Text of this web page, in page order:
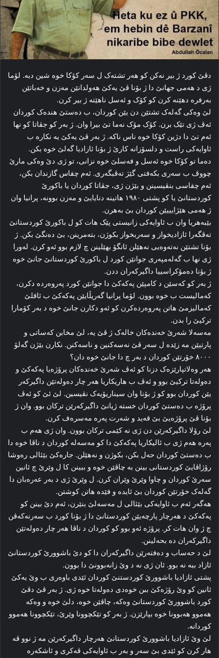
دڤێ کورد ژ بیر نه‌کن کو هه‌ر تشته‌ک ل سه‌ر کۆکا خوه‌ شین دبه‌. لۆما
ژی د هه‌می جهانێ دا ژ بۆنا ڤێ یه‌کێ هه‌ولدانێن مه‌زن و خه‌باتێن
به‌رفره‌ دهێنە کرن کو کۆک و ئەسل ناهێتە ژ بیر کرن.
لێ وه‌کی گه‌له‌ک تشتێن دن یێن کوردان، ب ده‌ستێ هندەک کوردان
ئه‌ڤ ژی تێک برن. کۆک مۆک نه‌ما تێ بیرا وان. ژ به‌ر کو جڤاتا کو نها
ئه‌م تێ دا دژین کۆکا خوه‌ ناس ناکه‌. ژ به‌ر ڤێ یه‌کێ یه‌ نکاره‌ ب
ئاوایه‌کی راست و دلسۆزانه‌ کارێ ژ بۆنا ئازادیا گه‌لێ خوه‌ بکن.
ده‌ما تو کۆکا خوه‌ ئه‌سل و فه‌سلێ خوه‌ نزانی، تو ژی دێ وه‌کی مارێ
چووڤ ب سه‌ری بکه‌فتی گێژ تەڤبگەری. ئه‌م چقاس گازندان بکن،
ئه‌م چقاسی بنڤیسینن و بێژن ژی، جڤاتا کوردان یا باکورێ
کوردستانێ یا کو پشتی ۱۹۸۰ هاتینه‌ دنایایێ و مه‌زن بوونه‌، پرانیا وان
ژ هه‌می هێژایییێن کوردان بێ بەهرن.
بێبەهریا وان ب ئاوایه‌کی زانیستی پێک هات کو ل باکورێ کوردستانێ
ته‌ڤگه‌را ئازادیخواز و سه‌ربخواز بکوژن، بته‌مرینن، بێ ده‌نگێ بکن. ژ
بۆنا تشتێن نه‌ته‌وه‌یی نه‌هێلن ئانگۆ بهێلینن چ لازم بوو ئه‌و کرن. له‌ورا
ژی نها ب گه‌له‌مپه‌ری جوانێن کورد ل باکورێ کوردستانێ جانێ خوه‌
ژ بۆنا ده‌مۆکراسییا داگیرکه‌ران ددن.
ژ به‌ر کو که‌سێن د کامپێن پەکەکێ دا جوانێن کورد په‌روه‌رده‌ دکرن،
که‌مالیست ب خوه‌ بوون. لۆما پرانیا گه‌ریڵایێن پەکەکێ ب ئاقلێ
که‌مالیزمێ هاتن په‌روه‌رده‌کرن کو ئه‌و دکارن جانێ خوه‌ د به‌ر کۆمارا
ترکیێ را بدن.
مه‌سه‌لا شەرێ خه‌نده‌کان خاله‌ک ژ ڤێ یه‌، لێ مخابن که‌ساتی و
پارتیێن مه‌ زێده‌ ل سه‌ر ڤێ نه‌سه‌کنین و ناسه‌کنن. نکارن بێژن گه‌لۆ
۸۰۰۰ خۆرتێن کوردان د به‌ر چ دا جانێ خوه‌ دان؟
هەر وەلاتپارێزەک دزنا کو ئەڤ شەرێ خەندەکان پرۆژەیا پەکەکێ و
دەولەتا ترکیێ بوو و ئه‌ڤ ب هاریکاریا هه‌ر چار ده‌وله‌تێن داگیرکەر
یێن کوردان بوو کو ژ بۆنا وان سیناریۆیه‌ک نڤیسین. لێ ئێ کو ئه‌ڤ
پرۆژه‌ ب ده‌ستێ کوردان خسته‌ ژیانێ داگیرکه‌رێن ترکان بوو. وان ژ
بۆنا ڤێ پرۆژه‌یێ بێ قه‌ید و شه‌رت په‌ره‌ مه‌سره‌ف کرن.
لێ رۆلا داگیرکه‌رێن دن ژی نه‌ کێمی ترکان بوون. وان ژی هەم ب
په‌ره‌ هەم ژی ب ئالیکاریا پەکەکێ دا کو مه‌سه‌له‌ کوردان د ناڤا خوه‌ دا
ب ده‌ستێ کوردان حەل بکن، بکوژن و نه‌هێلن. جاره‌کێ بێئالی ره‌وشا
رۆژاڤایێ کوردستانی بینن بە چاڤێن خوه‌ و ببینن کا ل وێرێ چ ئانین
سه‌رێ کوردان و چاوا وێرێ وێران کرن. ل وێرێ ژی د به‌ر عه‌ره‌بان دا
گه‌له‌ک خۆرتێن کوردان بێ ئایده‌ و فێده‌ هاتن کوشتن.
هه‌گه‌ر ئه‌م ب ئاوایه‌کی بێئالی ل مه‌سه‌لێ بنێرن، ئه‌م دێ بینن کو
پەکەکێ د هه‌رچار پارچەیێن کوردستانێ دا ژ بۆنا کورد ب سه‌رنه‌که‌ڤن
چ ژ وان هات کر. پرۆژه‌ ئه‌و بوو کو کوردان د ناڤا هه‌ر چار ده‌وله‌تێن
داگیرکه‌ران ده‌ بحەلینن.
لێ د حه‌ساب و ده‌فته‌رێن داگیرکه‌ران دا کو دێ باشوورێ کوردستانێ
ئازاد ببه‌ نه‌ بوو. ئان ژی نه‌ د وێ زانه‌بوونێ دا بوون.
پشتی ئازادیا باشوورێ کوردستنێ کوردان ئێدی باوه‌ری ب وێ یه‌کێ
ئانین کو وێ رۆژه‌کێ ببن خوه‌دی ده‌وله‌تا خوه‌ ژی. ژ به‌ر ڤێ دڤێ
کورد باشوورێ کوردستانێ وه‌که‌، چاڤێن خوه‌، دلێ خوه‌ و وه‌که‌
هه‌موو هه‌بوونا خوه‌ بپارێزن. ژ به‌ر کو تێکچوونا وێرێ، تێکچوونا هه‌موو
کوردانه‌.
لێ وێ ئازادیا باشوورێ کوردستانێ هه‌رچار داگیرکه‌رێن مه‌ ژ نوو ڤە
هار کرن کو ئێدی بێ سه‌ر و به‌ر ب ئاوایه‌کی ڤه‌کری و ئاشکه‌ره‌